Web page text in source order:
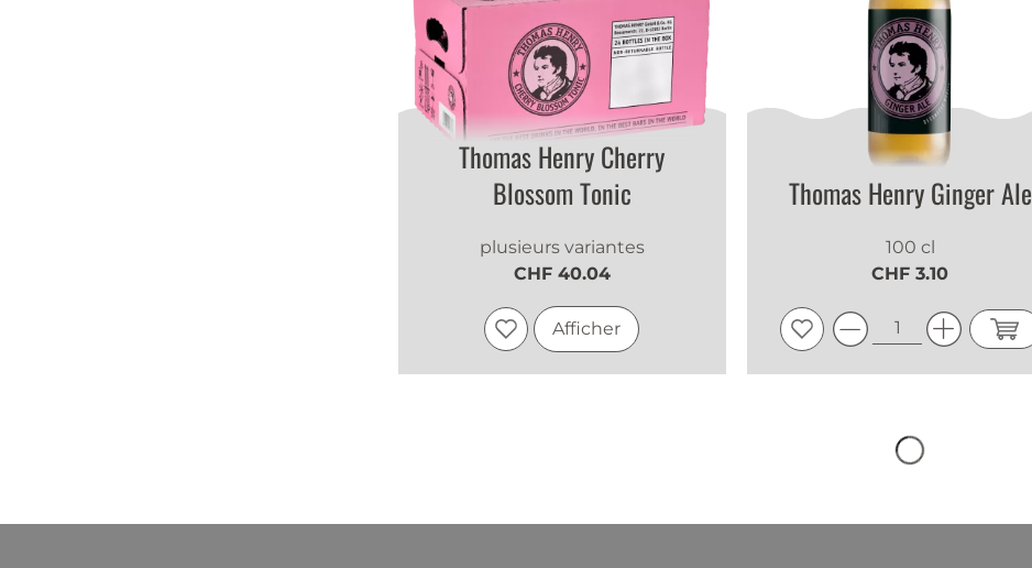
Thomas Henry Cherry
Blossom Tonic
plusieurs variantes
CHF 40.04
Afficher
Thomas Henry Ginger Ale
100 cl
CHF 3.10